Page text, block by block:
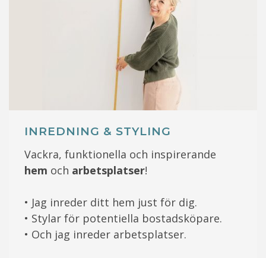
INREDNING & STYLING
Vackra, funktionella och inspirerande
hem och arbetsplatser!
• Jag inreder ditt hem just för dig.
• Stylar för potentiella bostadsköpare.
• Och jag inreder arbetsplatser.